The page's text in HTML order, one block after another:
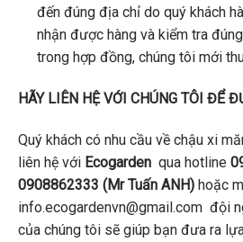
đến đúng địa chỉ do quý khách
nhận được hàng và kiểm tra
trong hợp đồng, chúng tôi mới
HÃY LIÊN HỆ VỚI CHÚNG TÔI ĐỂ
Quý khách có nhu cầu về chậu xi
liên hệ với Ecogarden qua hotline
0908862333 (Mr Tuấn ANH) hoặc
info.ecogardenvn@gmail.com đội
của chúng tôi sẽ giúp bạn đưa ra